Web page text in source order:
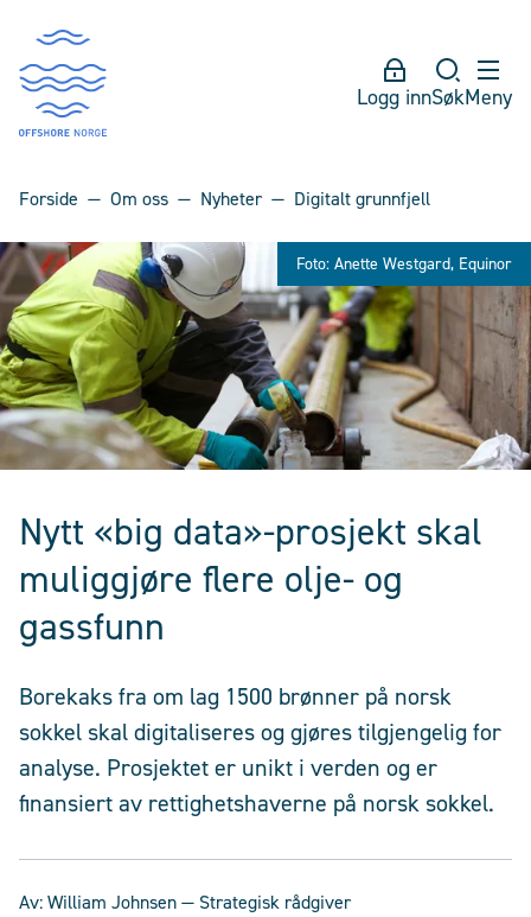
Logg innSøkMeny
Forside Om oss Nyheter Digitalt grunnfjell
Foto: Anette Westgard, Equinor
Nytt «big data»-prosjekt skal
muliggjøre flere olje- og
gassfunn
Borekaks fra om lag 1500 brønner på norsk
sokkel skal digitaliseres og gjøres tilgjengelig for
analyse. Prosjektet er unikt i verden og er
finansiert av rettighetshaverne på norsk sokkel.
Av:William Johnsen— Strategisk rådgiver